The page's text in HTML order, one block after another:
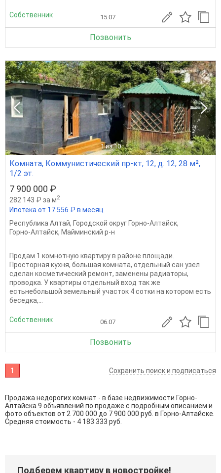
Собственник 15.07
Позвонить
1 из 10
Комната, Коммунистический пр-кт, 12, д. 12, 28 м²,
1/2 эт.
7 900 000 ₽
282 143 ₽ за м2
Ипотека от 17 556 ₽ в месяц
Республика Алтай, Городской округ Горно-Алтайск,
Горно-Алтайск, Майминский р-н
Продам 1 комнотную квартиру в районе площади.
Просторная кухня, большая комната, отдельный сан узел
сделан косметический ремонт, заменены радиаторы,
проводка. У квартиры отдельный вход так же
естьнебольшой земельный участок 4 сотки на котором есть
беседка,...
Собственник 06.07
Позвонить
1 Сохранить поиск и подписаться
Продажа недорогих комнат - в базе недвижимости Горно-
Алтайска 9 объявлений по продаже с подробным описанием и
фото объектов от 2 700 000 до 7 900 000 руб. в Горно-Алтайске.
Средняя стоимость - 4 183 333 руб.
Подберем квартиру в новостройке!